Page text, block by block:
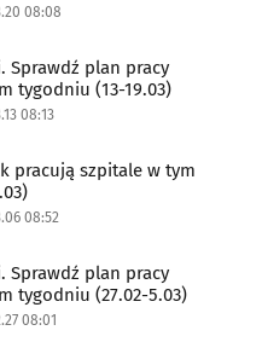
08:08
Sprawdź plan pracy
tygodniu (13-19.03)
08:13
pracują szpitale w tym
08:52
Sprawdź plan pracy
tygodniu (27.02-5.03)
08:01